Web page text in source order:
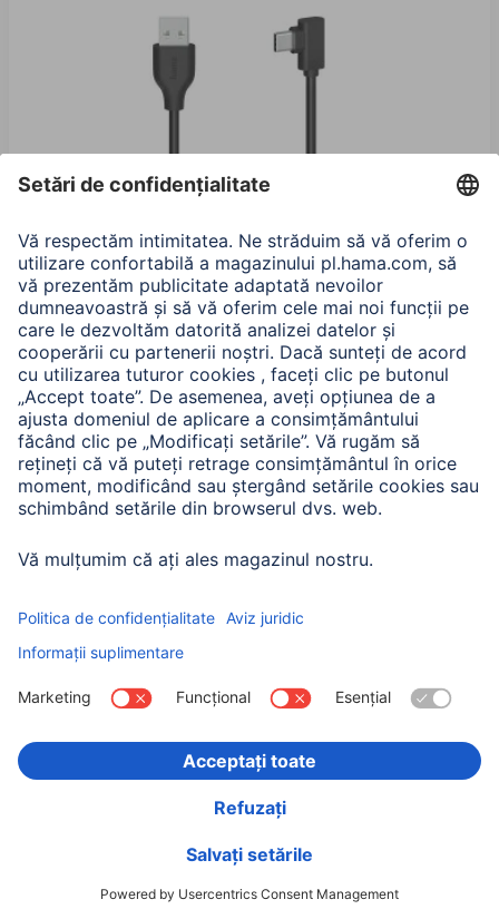
Hama Cablu USB-C, Mufa USB-C-Mufa USB-A, 90°,
USB 2.0, 480 Mbit / s, 0.75 m
00200646
70,90 RON